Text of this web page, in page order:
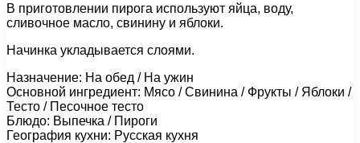
В приготовлении пирога используют яйца, воду,
сливочное масло, свинину и яблоки.
Начинка укладывается слоями.
Назначение: На обед / На ужин
Основной ингредиент: Мясо / Свинина / Фрукты / Яблоки /
Тесто / Песочное тесто
Блюдо: Выпечка / Пироги
География кухни: Русская кухня